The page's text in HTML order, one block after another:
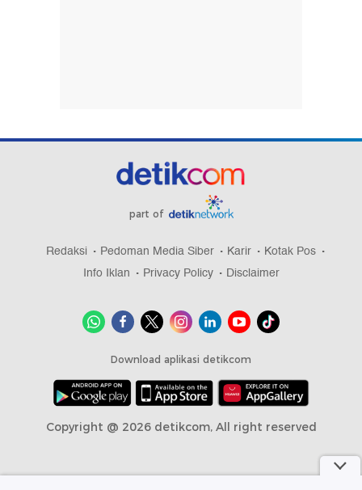
part of
Redaksi Pedoman Media Siber Karir
Kotak Pos
Info Iklan
Privacy Policy Disclaimer
Download aplikasi detikcom
Copyright @ 2026 detikcom, All right reserved